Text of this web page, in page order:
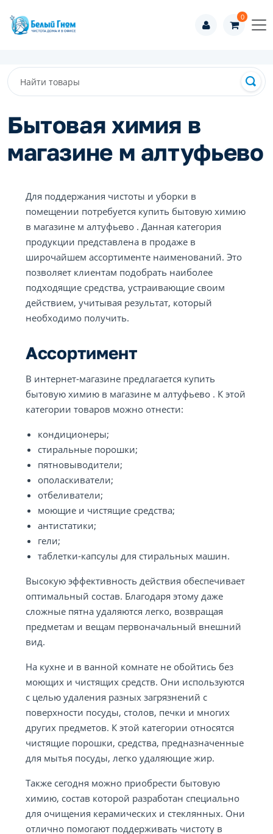
0
Бытовая химия в
магазине м алтуфьево
Для поддержания чистоты и уборки в
помещении потребуется купить бытовую химию
в магазине м алтуфьево . Данная категория
продукции представлена в продаже в
широчайшем ассортименте наименований. Это
позволяет клиентам подобрать наиболее
подходящие средства, устраивающие своим
действием, учитывая результат, который
необходимо получить.
Ассортимент
В интернет-магазине предлагается купить
бытовую химию в магазине м алтуфьево . К этой
категории товаров можно отнести:
кондиционеры;
стиральные порошки;
пятновыводители;
ополаскиватели;
отбеливатели;
моющие и чистящие средства;
антистатики;
гели;
таблетки-капсулы для стиральных машин.
Высокую эффективность действия обеспечивает
оптимальный состав. Благодаря этому даже
сложные пятна удаляются легко, возвращая
предметам и вещам первоначальный внешний
вид.
На кухне и в ванной комнате не обойтись без
моющих и чистящих средств. Они используются
с целью удаления разных загрязнений с
поверхности посуды, столов, печки и многих
других предметов. К этой категории относятся
чистящие порошки, средства, предназначенные
для мытья посуды, легко удаляющие жир.
Также сегодня можно приобрести бытовую
химию, состав которой разработан специально
для очищения керамических и стеклянных. Они
отлично помогают поддерживать чистоту в